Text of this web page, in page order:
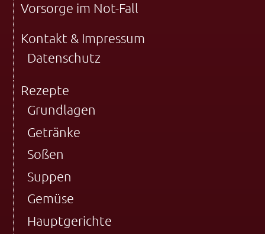
Vorsorge im Not-Fall
Kontakt & Impressum
Datenschutz
Rezepte
Grundlagen
Getränke
Soßen
Suppen
Gemüse
Hauptgerichte